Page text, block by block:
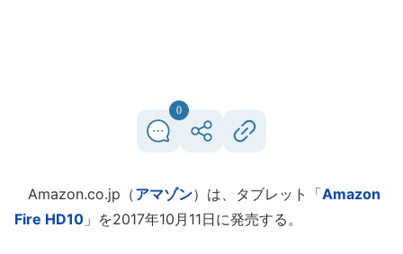
0
Amazon.co.jp（アマゾン）は、タブレット「Amazon
Fire HD10 」を2017年10月11日に発売する。